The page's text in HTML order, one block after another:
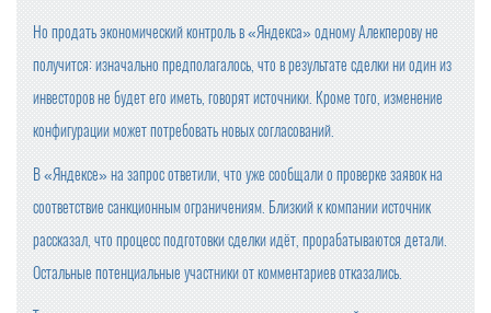
Но продать экономический контроль в «Яндекса» одному Алекперову не
получится: изначально предполагалось, что в результате сделки ни один из
инвесторов не будет его иметь, говорят источники. Кроме того, изменение
конфигурации может потребовать новых согласований.
В «Яндексе» на запрос ответили, что уже сообщали о проверке заявок на
соответствие санкционным ограничениям. Близкий к компании источник
рассказал, что процесс подготовки сделки идёт, прорабатываются детали.
Остальные потенциальные участники от комментариев отказались.